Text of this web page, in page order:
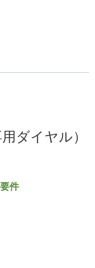
ダイヤル）
件